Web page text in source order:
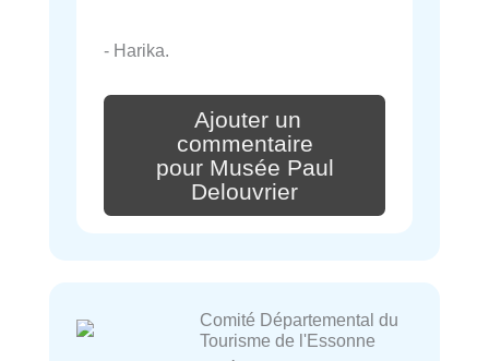
- Harika.
Ajouter un
commentaire
pour Musée Paul
Delouvrier
Comité Départemental du
Tourisme de l'Essonne